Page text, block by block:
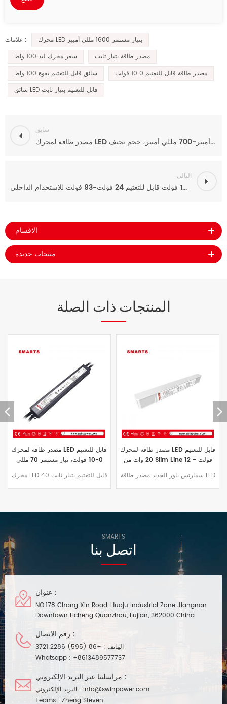
علامات :
محرك LED بتيار مستمر 1600 مللي أمبير
سعر محرك ليد 100 واط
مصدر طاقة بتيار ثابت
سائق قابل للتعتيم بقوة 100 واط
مصدر طاقة قابل للتعتيم 0 10 فولت
سائق LED قابل للتعتيم بتيار ثابت
سابق
مصدر طاقة لمحرك LED قابل للتعتيم 0-10 فولت، تيار مستمر 70 مللي أمبير-700 مللي أمبير، حجم نحيف
التالى
مزود طاقة إضاءة ليد فائق النحافة بقدرة 60 وات تيار مستمر 0-10 فولت قابل للتعتيم 24 فولت-93 فولت للاستخدام الداخلي
الاقسام
منتجات جديدة
المنتجات ذات الصلة
مصدر طاقة لمحرك LED قابل للتعتيم
20 وات من Slim Line 12 فولت -
54 فولت تيار مستمر 0 10 فولت
لمصابيح LED
سمارتس باور الجديد مصدر طاقة LED
غطاء بلاستيكي 70MA-700MA 40w
تيار مستمر 0 10V سعر محرك LED
قابل للتعتيم لشريط LED
نطاق جهد الإدخال العالمي 100-277
SMARTS
اتصل بنا
عنوان :
NO.178 Chang Xin Road, Huoju Industrial Zone Jiangnan
Downtown Licheng Quanzhou, Fujian, 362000 China
رقم الاتصال :
الهاتف : +86 (595) 2286 3721
Whatsapp : +8613489577737
مراسلتنا عبر البريد الإلكتروني :
البريد الإلكتروني : info@swinpower.com
Teams : Zheng Steven